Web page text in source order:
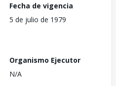
Fecha de vigencia
5 de julio de 1979
Organismo Ejecutor
N/A